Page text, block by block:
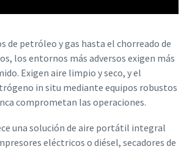
de petróleo y gas hasta el chorreado de
los entornos más adversos exigen más
Exigen aire limpio y seco, y el
in situ mediante equipos robustos
comprometan las operaciones.
una solución de aire portátil integral
eléctricos o diésel, secadores de